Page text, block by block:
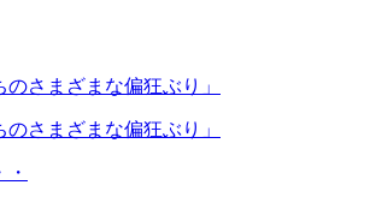
さまざまな偏狂ぶり」
さまざまな偏狂ぶり」